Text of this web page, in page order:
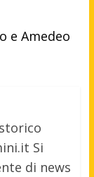
e Amedeo
Si
di news